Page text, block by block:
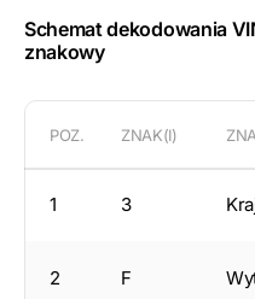
Schemat dekodowania
znakowy
POZ. ZNAK(I)
1 3
2 F